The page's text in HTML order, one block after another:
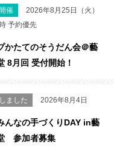
催
2026年8月25日（火）
予約優先
かたてのそうだん会＠藝
8月回 受付開始！
ました 2026年8月4日
んなの手づくりDAY in藝
参加者募集